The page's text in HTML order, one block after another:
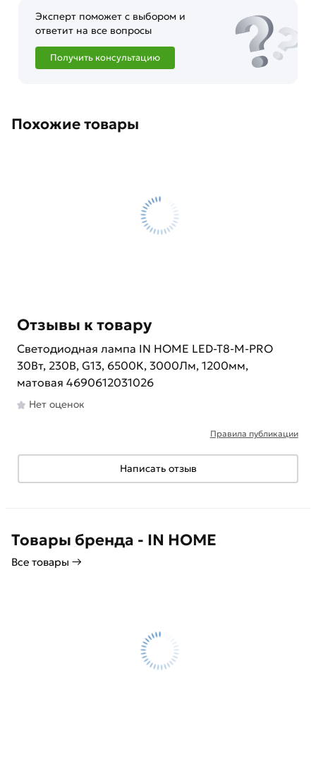
Эксперт поможет с выбором и
ответит на все вопросы
Получить консультацию
Похожие товары
Отзывы к товару
Светодиодная лампа IN HOME LED-T8-М-PRO
30Вт, 230В, G13, 6500К, 3000Лм, 1200мм,
матовая 4690612031026
Нет оценок
Правила публикации
Написать отзыв
Товары бренда - IN HOME
Все товары →